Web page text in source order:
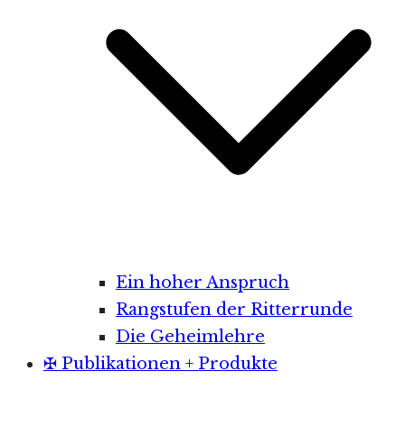
Ein hoher Anspruch
Rangstufen der Ritterrunde
Die Geheimlehre
✠ Publikationen + Produkte